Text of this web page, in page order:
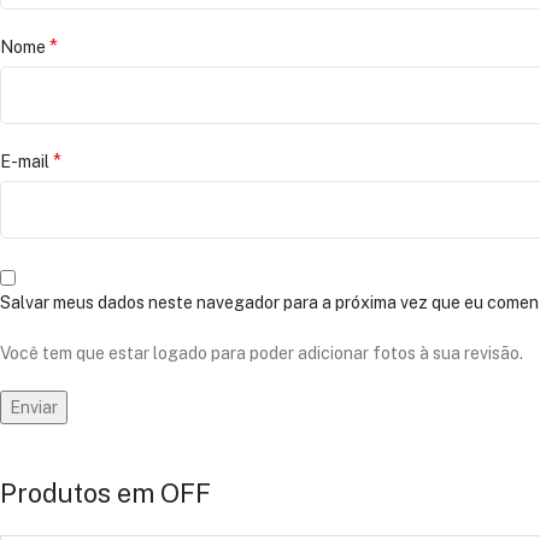
Nome *
E-mail *
Salvar meus dados neste navegador para a próxima vez que eu
Você tem que estar logado para poder adicionar fotos à sua revisão.
Produtos em OFF